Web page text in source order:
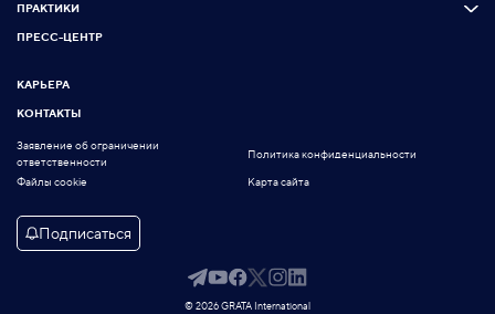
ПРАКТИКИ
ПРЕСС-ЦЕНТР
КАРЬЕРА
КОНТАКТЫ
Заявление об ограничении
ответственности
Политика конфиденциальности
Файлы cookie Карта сайта
Подписаться
© 2026 GRATA International